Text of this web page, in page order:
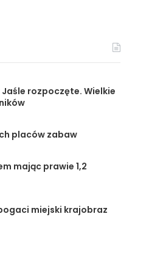
rozpoczęte. Wielkie
placów zabaw
mając prawie 1,2
miejski krajobraz